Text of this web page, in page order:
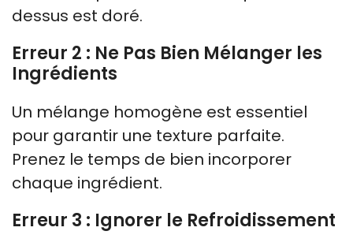
dessus est doré.
Erreur 2 : Ne Pas Bien Mélanger les
Ingrédients
Un mélange homogène est essentiel
pour garantir une texture parfaite.
Prenez le temps de bien incorporer
chaque ingrédient.
Erreur 3 : Ignorer le Refroidissement